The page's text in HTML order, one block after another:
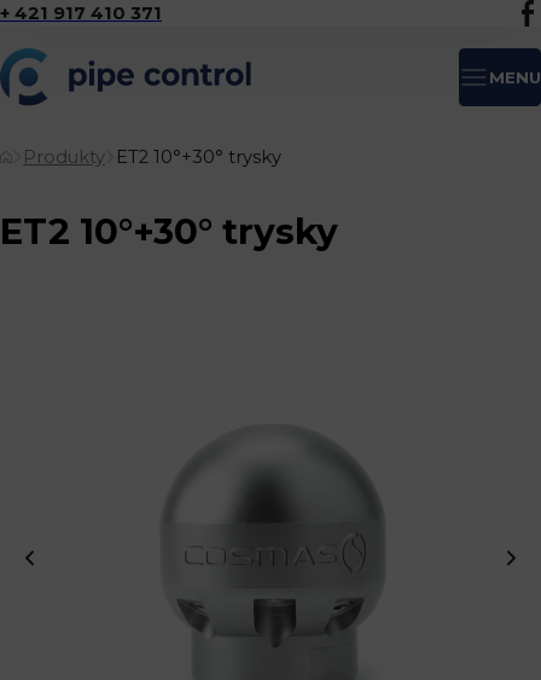
+ 421 917 410 371
MENU
Produkty ET2 10°+30° trysky
ET2 10°+30° trysky